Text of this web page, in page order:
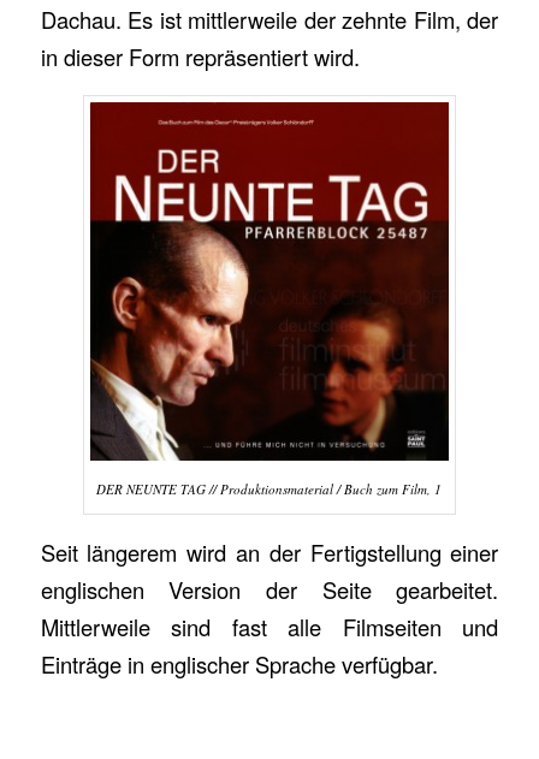
Dachau. Es ist mittlerweile der zehnte Film, der
in dieser Form repräsentiert wird.
DER NEUNTE TAG // Produktionsmaterial / Buch zum Film, 1
Seit längerem wird an der Fertigstellung einer
englischen Version der Seite gearbeitet.
Mittlerweile sind fast alle Filmseiten und
Einträge in englischer Sprache verfügbar.